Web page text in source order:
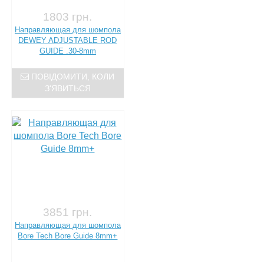
1803 грн.
Направляющая для шомпола
DEWEY ADJUSTABLE ROD
GUIDE .30-8mm
ПОВІДОМИТИ, КОЛИ
З'ЯВИТЬСЯ
3851 грн.
Направляющая для шомпола
Bore Tech Bore Guide 8mm+